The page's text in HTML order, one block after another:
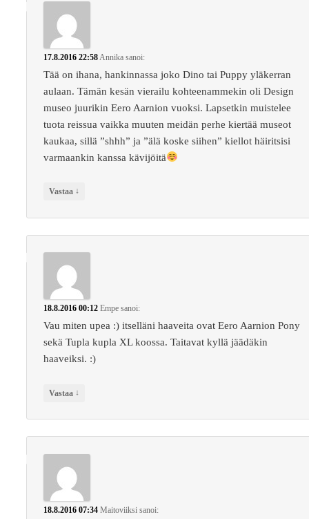
17.8.2016 22:58Annika sanoi:
Tää on ihana, hankinnassa joko Dino tai Puppy yläkerran
aulaan. Tämän kesän vierailu kohteenammekin oli Design
museo juurikin Eero Aarnion vuoksi. Lapsetkin muistelee
tuota reissua vaikka muuten meidän perhe kiertää museot
kaukaa, sillä ”shhh” ja ”älä koske siihen” kiellot häiritsisi
varmaankin kanssa kävijöitä
Vastaa ↓
18.8.2016 00:12 Empe sanoi:
Vau miten upea :) itselläni haaveita ovat Eero Aarnion Pony
sekä Tupla kupla XL koossa. Taitavat kyllä jäädäkin
haaveiksi. :)
Vastaa ↓
18.8.2016 07:34 Maitoviiksi sanoi: